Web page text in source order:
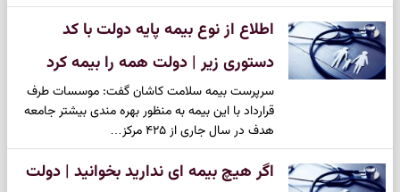
اطلاع از نوع بیمه پایه دولت با کد
دستوری زیر | دولت همه را بیمه کرد
سرپرست بیمه سلامت کاشان گفت: موسسات طرف
قرارداد با این بیمه به منظور بهره مندی بیشتر جامعه
هدف در سال جاری از ۴۲۵ مرکز…
اگر هیچ بیمه ای ندارید بخوانید | دولت